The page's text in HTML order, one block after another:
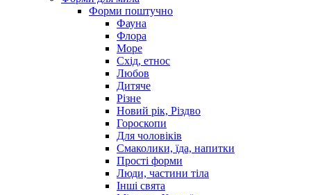
Форми поштучно
Фауна
Флора
Море
Схід, етнос
Любов
Дитяче
Різне
Новий рік, Різдво
Гороскопи
Для чоловіків
Смаколики, їда, напитки
Прості форми
Люди, частини тіла
Інші свята